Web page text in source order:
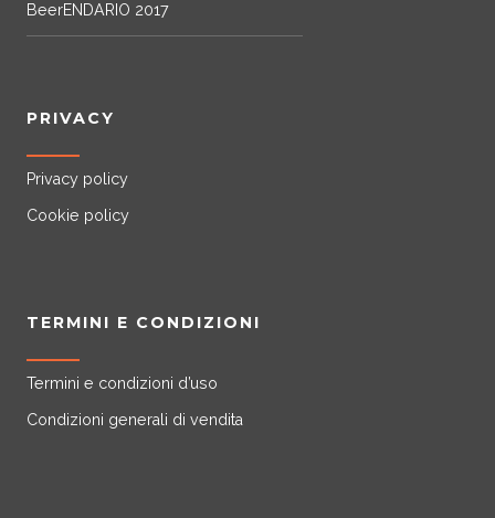
BeerENDARIO 2017
PRIVACY
Privacy policy
Cookie policy
TERMINI E CONDIZIONI
Termini e condizioni d’uso
Condizioni generali di vendita